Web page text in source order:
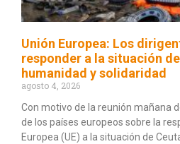
Unión Europea: Los
responder a la situación
humanidad y solidaridad
agosto 4, 2026
Con motivo de la reunión mañana
de los países europeos sobre la
Europea (UE) a la situación de